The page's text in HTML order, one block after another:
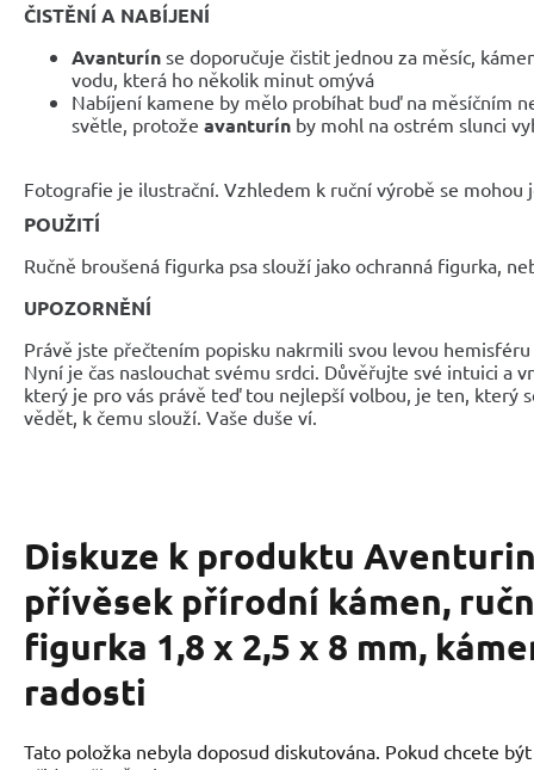
ČISTĚNÍ A NABÍJENÍ
Avanturín se doporučuje čistit jednou za měsíc,
vodu, která ho několik minut omývá
Nabíjení kamene by mělo probíhat buď na měsíčním
světle, protože avanturín by mohl na ostrém slunci
Fotografie je ilustrační. Vzhledem k ruční výrobě se
POUŽITÍ
Ručně broušená figurka psa slouží jako ochranná figurka,
UPOZORNĚNÍ
Právě jste přečtením popisku nakrmili svou levou
Nyní je čas naslouchat svému srdci. Důvěřujte své intuici a
který je pro vás právě teď tou nejlepší volbou, je ten, který
vědět, k čemu slouží. Vaše duše ví.
Diskuze k produktu
přívěsek přírodní kámen,
figurka 1,8 x 2,5 x 8 mm,
radosti
Tato položka nebyla doposud diskutována. Pokud chcete